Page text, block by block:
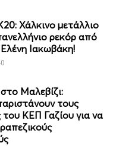
Χάλκινο μετάλλιο
ρεκόρ από
Ιακωβάκη!
Μαλεβίζι:
τους
ΚΕΠ Γαζίου για να